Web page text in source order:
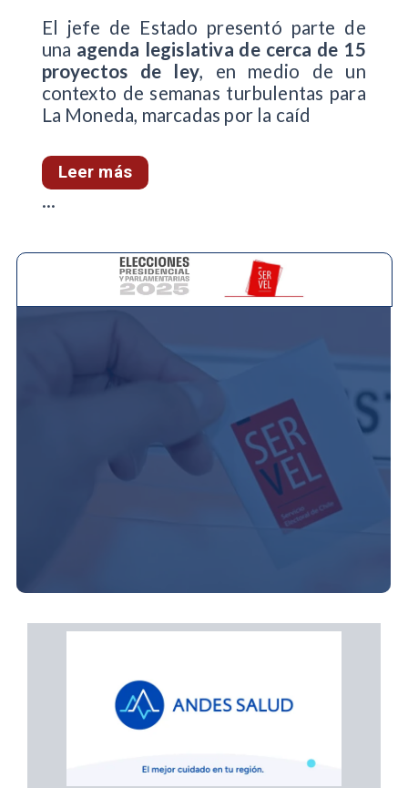
El jefe de Estado presentó parte de
una agenda legislativa de cerca de 15
proyectos de ley, en medio de un
contexto de semanas turbulentas para
La Moneda, marcadas por la caíd
Leer más
...